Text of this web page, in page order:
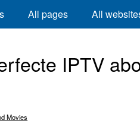
All pages All
IPTV
Movies